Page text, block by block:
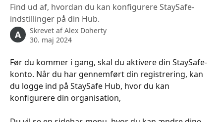
Find ud af, hvordan du kan konfigurere StaySafe-
indstillinger på din Hub.
A Skrevet afAlex Doherty
30. maj 2024
Før du kommer i gang, skal du aktivere din StaySafe-
konto. Når du har gennemført din registrering, kan
du logge ind på StaySafe Hub, hvor du kan
konfigurere din organisation,